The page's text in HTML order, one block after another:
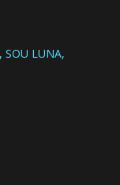
SOU LUNA